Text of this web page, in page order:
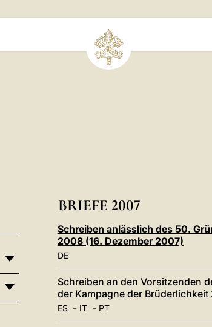
BRIEFE 2007
Schreiben anlässlich des 50.
2008 (16. Dezember 2007)
DE
Schreiben an den Vorsitzenden
der Kampagne der
ES- IT- PT